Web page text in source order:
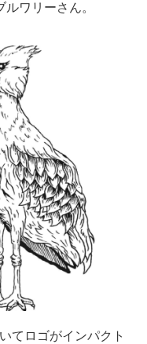
ワリーさん。
てロゴがインパクト